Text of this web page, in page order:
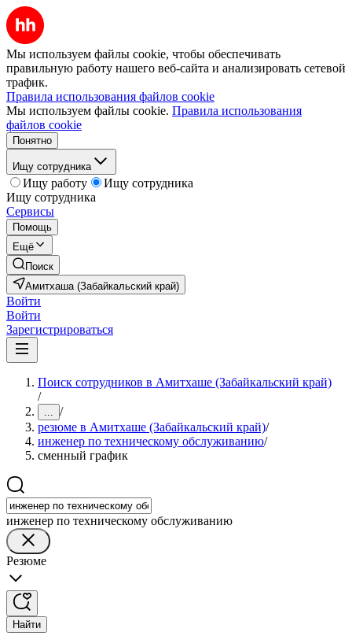
Мы используем файлы cookie, чтобы обеспечивать
правильную работу нашего веб-сайта и анализировать сетевой
трафик.
Правила использования файлов cookie
Мы используем файлы cookie. Правила использования
файлов cookie
Понятно
Ищу сотрудника
Ищу работу
Ищу сотрудника
Ищу сотрудника
Сервисы
Помощь
Ещё
Поиск
Амитхаша (Забайкальский край)
Войти
Войти
Зарегистрироваться
Поиск сотрудников в Амитхаше (Забайкальский край)
/
... /
резюме в Амитхаше (Забайкальский край)/
инженер по техническому обслуживанию/
сменный график
инженер по техническому обслуживанию
Резюме
Найти